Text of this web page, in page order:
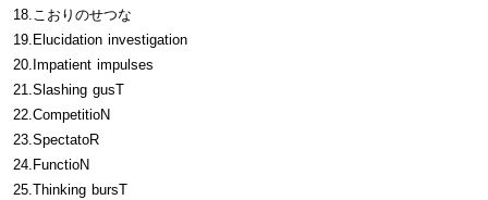
18.こおりのせつな
19.Elucidation investigation
20.Impatient impulses
21.Slashing gusT
22.CompetitioN
23.SpectatoR
24.FunctioN
25.Thinking bursT